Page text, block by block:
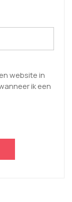
website in
ik een